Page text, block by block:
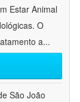
Estar Animal
O
a...
São João